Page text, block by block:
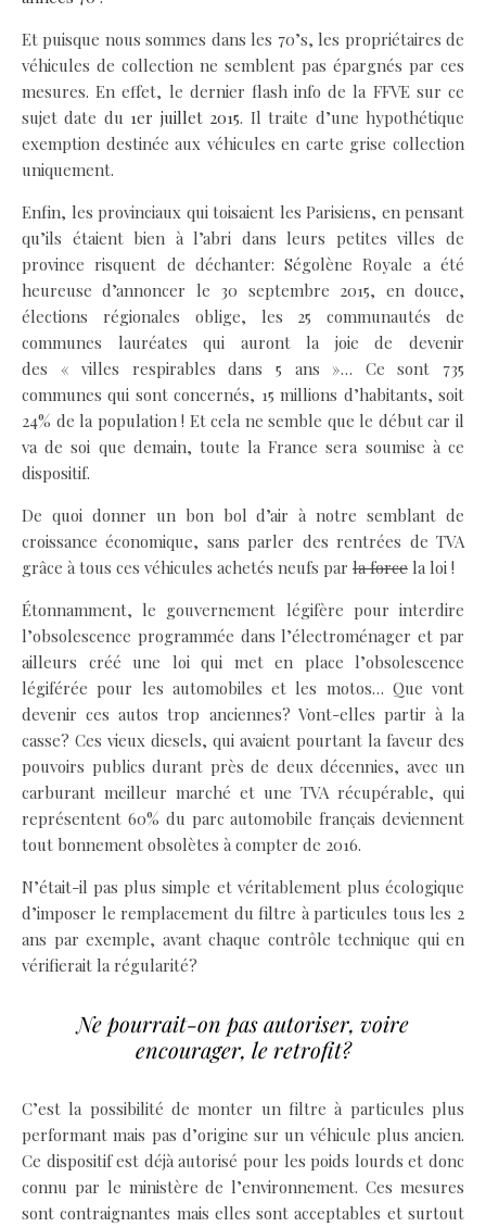
Et puisque nous sommes dans les 70’s, les propriétaires de
véhicules de collection ne semblent pas épargnés par ces
mesures. En effet, le dernier flash info de la FFVE sur ce
sujet date du 1er juillet 2015. Il traite d’une hypothétique
exemption destinée aux véhicules en carte grise collection
uniquement.
Enfin, les provinciaux qui toisaient les Parisiens, en pensant
qu’ils étaient bien à l’abri dans leurs petites villes de
province risquent de déchanter: Ségolène Royale a été
heureuse d’annoncer le 30 septembre 2015, en douce,
élections régionales oblige, les 25 communautés de
communes lauréates qui auront la joie de devenir
des « villes respirables dans 5 ans »… Ce sont 735
communes qui sont concernés, 15 millions d’habitants, soit
24% de la population ! Et cela ne semble que le début car il
va de soi que demain, toute la France sera soumise à ce
dispositif.
De quoi donner un bon bol d’air à notre semblant de
croissance économique, sans parler des rentrées de TVA
grâce à tous ces véhicules achetés neufs par la force la loi !
Étonnamment, le gouvernement légifère pour interdire
l’obsolescence programmée dans l’électroménager et par
ailleurs créé une loi qui met en place l’obsolescence
légiférée pour les automobiles et les motos… Que vont
devenir ces autos trop anciennes? Vont-elles partir à la
casse? Ces vieux diesels, qui avaient pourtant la faveur des
pouvoirs publics durant près de deux décennies, avec un
carburant meilleur marché et une TVA récupérable, qui
représentent 60% du parc automobile français deviennent
tout bonnement obsolètes à compter de 2016.
N’était-il pas plus simple et véritablement plus écologique
d’imposer le remplacement du filtre à particules tous les 2
ans par exemple, avant chaque contrôle technique qui en
vérifierait la régularité?
Ne pourrait-on pas autoriser, voire
encourager, le retrofit?
C’est la possibilité de monter un filtre à particules plus
performant mais pas d’origine sur un véhicule plus ancien.
Ce dispositif est déjà autorisé pour les poids lourds et donc
connu par le ministère de l’environnement. Ces mesures
sont contraignantes mais elles sont acceptables et surtout